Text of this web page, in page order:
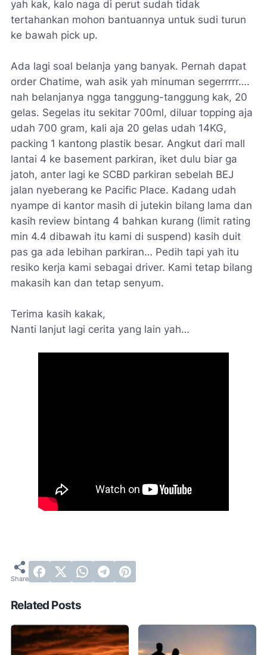
yah kak, kalo naga di perut sudah tidak
tertahankan mohon bantuannya untuk sudi turun
ke bawah pick up.
Ada lagi soal belanja yang banyak. Pernah dapat
order Chatime, wah asik yah minuman segerrrrr….
nah belanjanya ngga tanggung-tanggung kak, 20
gelas. Segelas itu sekitar 700ml, diluar topping aja
udah 700 gram, kali aja 20 gelas udah 14KG,
packing 1 kantong plastik besar. Angkut dari mall
lantai 4 ke basement parkiran, iket dulu biar ga
jatoh, anter lagi ke SCBD parkiran sebelah BEJ
jalan nyeberang ke Pacific Place. Kadang udah
nyampe di kantor masih di jutekin bilang lama dan
kasih review bintang 4 bahkan kurang (limit rating
min 4.4 dibawah itu kami di suspend) kasih duit
pas ga ada lebihan parkiran… Pedih tapi yah itu
resiko kerja kami sebagai driver. Kami tetap bilang
makasih kan dan tetap senyum.
Terima kasih kakak,
Nanti lanjut lagi cerita yang lain yah…
Related Posts